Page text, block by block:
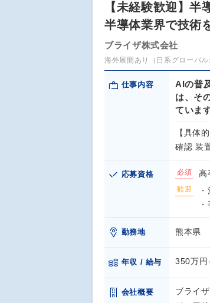
【未経験歓迎】
半導体業界で技術
ブライザ株式会社
海外展開あり（日系グローバル
仕事内容
AIの普
は、そ
ています
【具体
確認 装
応募資格 必須 高
歓迎
勤務地 熊本県
年収 / 給与 350万円
会社概要
ブライ